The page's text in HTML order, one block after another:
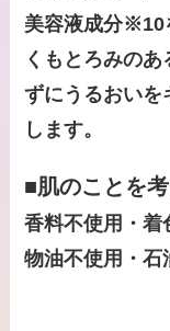
美容液成分※10
くもとろみの
ずにうるおいを
します。
■肌のことを
香料不使用・着
物油不使用・石